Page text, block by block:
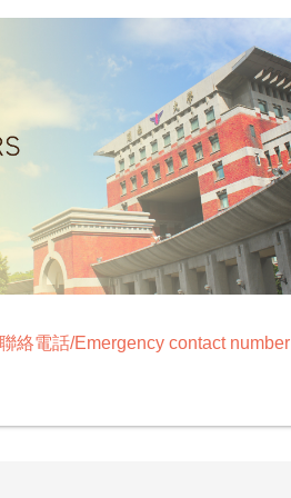
絡電話/Emergency contact number